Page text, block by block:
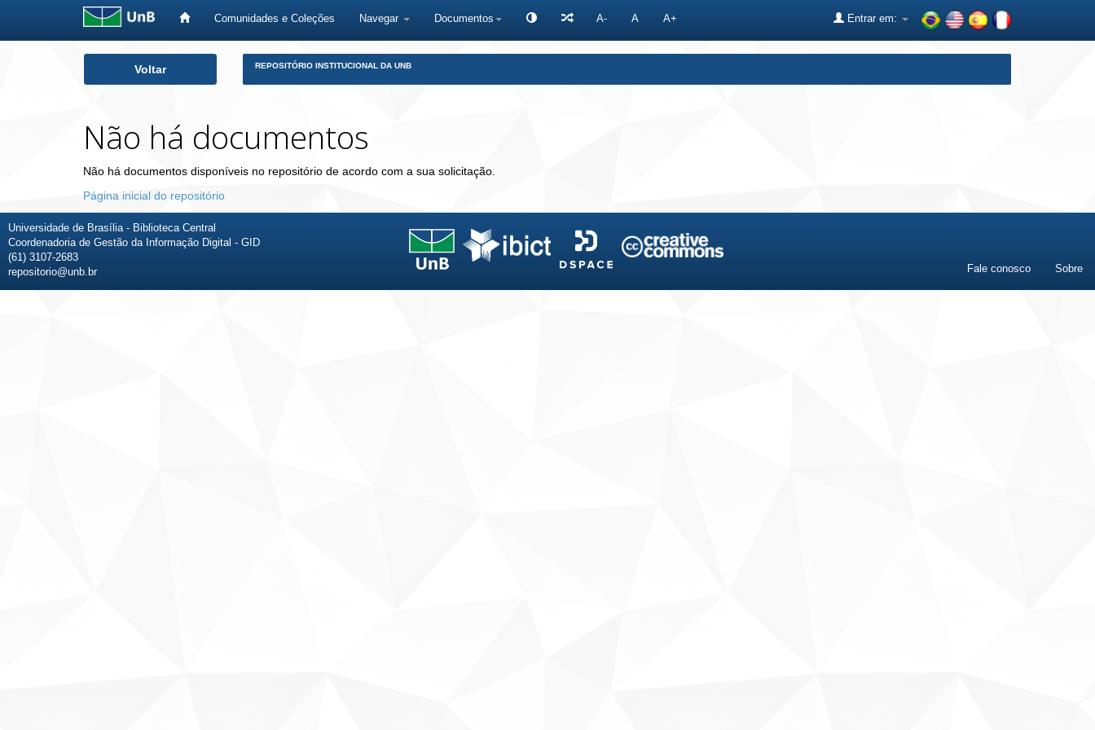
Comunidades e Coleções Navegar Documentos A- A A+ Entrar em:
Voltar REPOSITÓRIO INSTITUCIONAL DA UNB
Não há documentos
Não há documentos disponíveis no repositório de acordo com a sua solicitação.
Página inicial do repositório
Universidade de Brasília - Biblioteca Central
Coordenadoria de Gestão da Informação Digital - GID
(61) 3107-2683
repositorio@unb.br
Fale conosco Sobre